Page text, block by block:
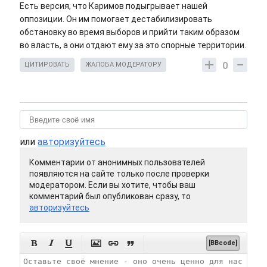
Есть версия, что Каримов подыгрывает нашей
оппозиции. Он им помогает дестабилизировать
обстановку во время выборов и прийти таким образом
во власть, а они отдают ему за это спорные территории.
0
ЦИТИРОВАТЬ ЖАЛОБА МОДЕРАТОРУ
или авторизуйтесь
Комментарии от анонимных пользователей
появляются на сайте только после проверки
модератором. Если вы хотите, чтобы ваш
комментарий был опубликован сразу, то
авторизуйтесь
      [BBcode]